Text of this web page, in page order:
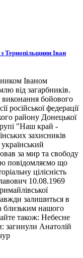
Тернопільщини Іван
Іваном
від загарбників.
виконання бойового
російської федерації
району Донецької
"Наш край -
захисників
за мир та свободу
повідомляємо що
цілісність
10.08.1969
залишиться в
близьким нашого
також: Небесне
загинули Анатолій